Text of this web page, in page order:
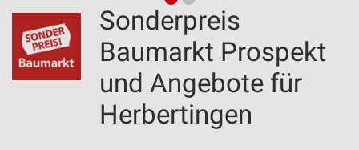
Sonderpreis
Baumarkt Prospekt
und Angebote für
Herbertingen